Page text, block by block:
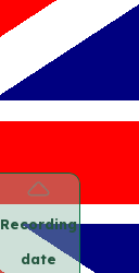
Recording
date